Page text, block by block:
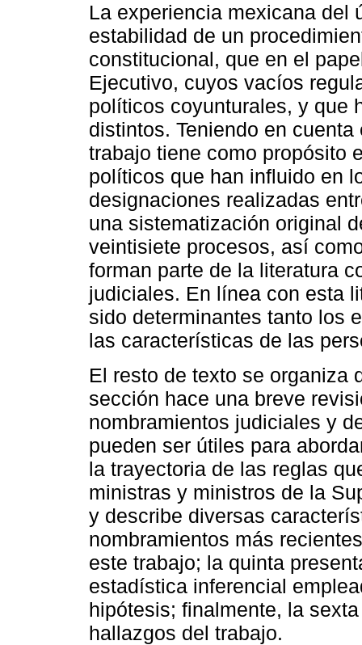
La experiencia mexicana del
estabilidad de un
constitucional, que en el
Ejecutivo, cuyos vacíos
políticos coyunturales, y que
distintos. Teniendo en
trabajo tiene como propósito
políticos que han influido en
designaciones realizadas
una sistematización original
veintisiete procesos, así
forman parte de la literatura
judiciales. En línea con esta
sido determinantes tanto los
las características de las
El resto de texto se organiza
sección hace una breve
nombramientos judiciales y
pueden ser útiles para
la trayectoria de las reglas
ministras y ministros de la
y describe diversas
nombramientos más
este trabajo; la quinta
estadística inferencial
hipótesis; finalmente, la
hallazgos del trabajo.